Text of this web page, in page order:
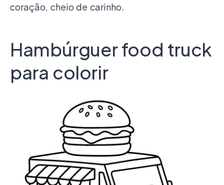
coração, cheio de carinho.
Hambúrguer food truck
para colorir